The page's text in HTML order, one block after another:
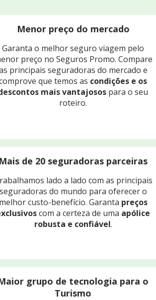
Menor preço do mercado
Garanta o melhor seguro viagem pelo
preço no Seguros Promo. Compare
principais seguradoras do mercado e
que temos as condições e os
mais vantajosos para o seu
roteiro.
Mais de 20 seguradoras parceiras
lado a lado com as principais
seguradoras do mundo para oferecer o
melhor custo-benefício. Garanta preços
com a certeza de uma apólice
robusta e confiável.
grupo de tecnologia para o
Turismo